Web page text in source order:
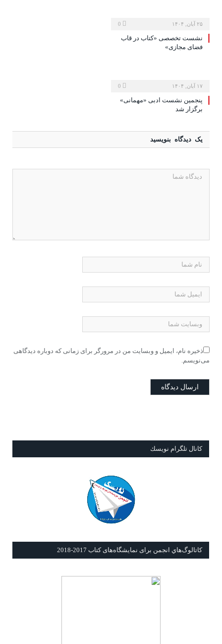
۲۵ آبان, ۱۴۰۴
نشست تخصصی «کتاب در قاب
فضای مجازی»
۱۷ آبان, ۱۴۰۴
پنجمین نشست ادبی «مهمانی»
برگزار شد
یک دیدگاه بنویسید
ذخیره نام، ایمیل و وبسایت من در مرورگر برای زمانی که دوباره دیدگاهی
می‌نویسم.
كانال تلگرام نويسك
كاتالوگ‌هاي انجمن برای نمايشگاه‌های كتاب 2017-2018